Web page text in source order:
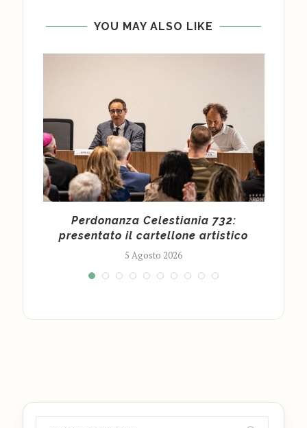
YOU MAY ALSO LIKE
Perdonanza Celestiania 732:
presentato il cartellone artistico
5 Agosto 2026